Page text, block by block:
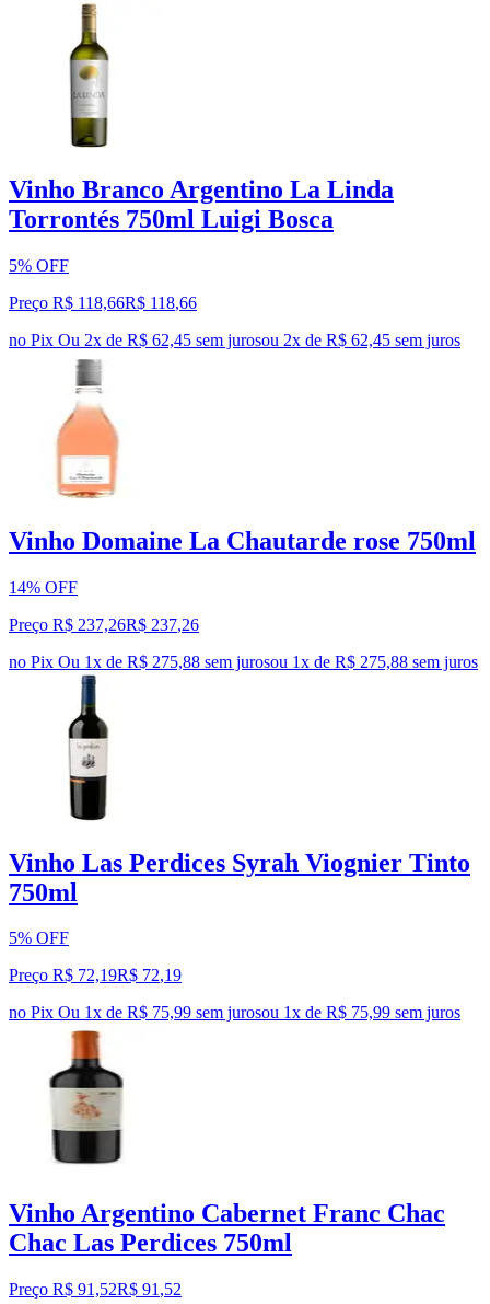
Vinho Branco Argentino La Linda
Torrontés 750ml Luigi Bosca
5% OFF
Preço R$ 118,66R$ 118,66
no Pix Ou 2x de R$ 62,45 sem jurosou 2x de R$ 62,45 sem juros
Vinho Domaine La Chautarde rose 750ml
14% OFF
Preço R$ 237,26R$ 237,26
no Pix Ou 1x de R$ 275,88 sem jurosou 1x de R$ 275,88 sem juros
Vinho Las Perdices Syrah Viognier Tinto
750ml
5% OFF
Preço R$ 72,19R$ 72,19
no Pix Ou 1x de R$ 75,99 sem jurosou 1x de R$ 75,99 sem juros
Vinho Argentino Cabernet Franc Chac
Chac Las Perdices 750ml
Preço R$ 91,52R$ 91 ,52